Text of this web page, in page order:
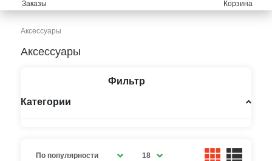
Аксессуары
Аксессуары
Фильтр
Категории
По популярности 18